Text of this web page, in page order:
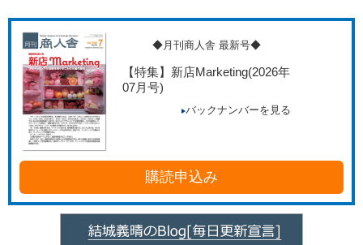
◆月刊商人舎 最新号◆
【特集】新店Marketing(2026年
07月号)
バックナンバーを見る
購読申込み